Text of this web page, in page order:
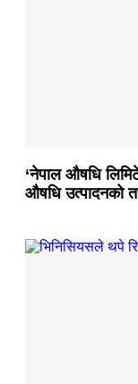
‘नेपाल औषधि
औषधि उत्पादनको